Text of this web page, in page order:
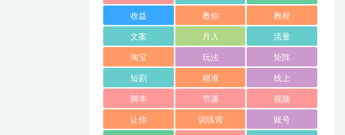
收益 教你 教程
文案 月入 流量
淘宝 玩法 矩阵
短剧 精准 线上
脚本 节课 视频
让你 训练营 账号